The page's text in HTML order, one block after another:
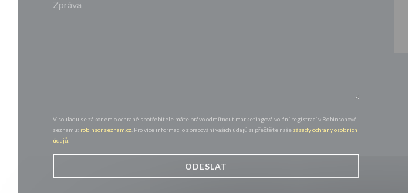
V souladu se zákonem o ochraně spotřebitele máte právo odmítnout marketingová volání registrací v Robinsonově
seznamu: robinsonseznam.cz . Pro více informací o zpracování vašich údajů si přečtěte našezásady ochrany osobních
údajů